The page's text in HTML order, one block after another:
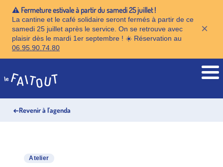
⚠️ Fermeture estivale à partir du samedi 25 juillet !
La cantine et le café solidaire seront fermés à partir de ce
samedi 25 juillet après le service. On se retrouve avec
plaisir dès le mardi 1er septembre ! ☀️ Réservation au
06.95.90.74.80
×
Accueil
←Revenir à l'agenda
Atelier